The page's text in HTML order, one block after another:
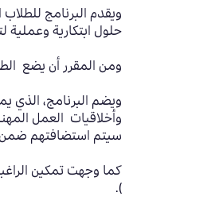
ويقدم البرنامج
حلول ابتكارية
ومن المقرر أن يضع
وأخلاقيات العمل
سيتم استضافتهم ضمن
كما وجهت تمكين
)
.